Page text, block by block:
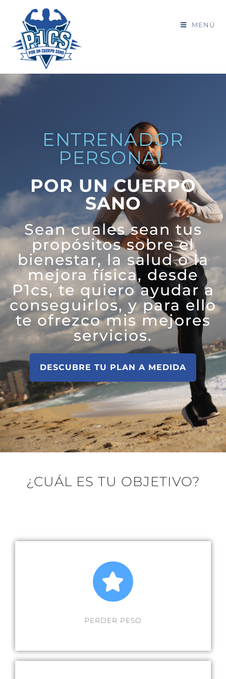
MENÚ
ENTRENADOR
PERSONAL
POR UN CUERPO
SANO
Sean cuales sean tus
propósitos sobre el
bienestar, la salud o la
mejora física, desde
P1cs, te quiero ayudar a
conseguirlos, y para ello
te ofrezco mis mejores
servicios.
DESCUBRE TU PLAN A MEDIDA
¿CUÁL ES TU OBJETIVO?
PERDER PESO